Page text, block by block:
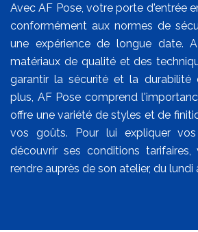
Avec AF Pose, votre porte d'entrée
conformément aux normes de
une expérience de longue date.
matériaux de qualité et des
garantir la sécurité et la
plus, AF Pose comprend
offre une variété de styles et de
vos goûts. Pour lui expliquer
découvrir ses conditions
rendre auprès de son atelier, du lundi